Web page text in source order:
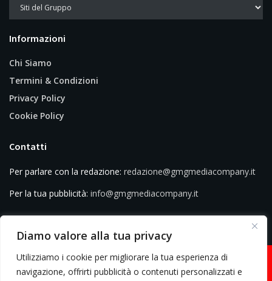
Diamo valore alla tua privacy
Utilizziamo i cookie per migliorare la tua esperienza di
navigazione, offrirti pubblicità o contenuti personalizzati e
Informazioni
Chi Siamo
Termini & Condizioni
Privacy Policy
Cookie Policy
Contatti
Per parlare con la redazione: redazione@gmgmediacompany.it
Per la tua pubblicità: info@gmgmediacompany.it